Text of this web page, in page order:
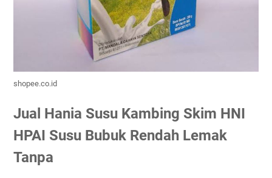
shopee.co.id
Jual Hania Susu Kambing Skim HNI
HPAI Susu Bubuk Rendah Lemak
Tanpa